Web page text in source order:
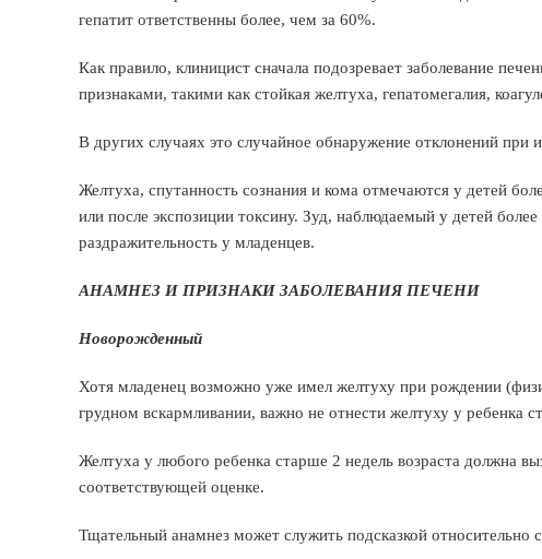
гепатит ответственны более, чем за 60%.
Как правило, клиницист сначала подозревает заболевание
признаками, такими как стойкая желтуха, гепатомегалия,
В других случаях это случайное обнаружение отклонений при
Желтуха, спутанность сознания и кома отмечаются у детей
или после экспозиции токсину. Зуд, наблюдаемый у детей
раздражительность у младенцев.
АНАМНЕЗ И ПРИЗНАКИ ЗАБОЛЕВАНИЯ ПЕЧЕНИ
Новорожденный
Хотя младенец возможно уже имел желтуху при рождении
грудном вскармливании, важно не отнести желтуху у ребенка
Желтуха у любого ребенка старше 2 недель возраста должна
соответствующей оценке.
Тщательный анамнез может служить подсказкой относительно